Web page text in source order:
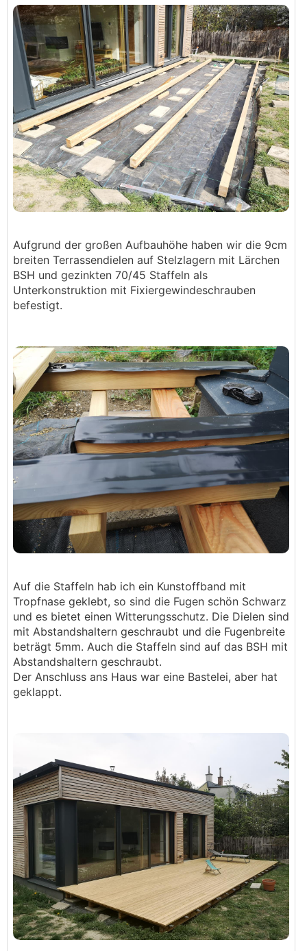
Aufgrund der großen Aufbauhöhe haben wir die 9cm
breiten Terrassendielen auf Stelzlagern mit Lärchen
BSH und gezinkten 70/45 Staffeln als
Unterkonstruktion mit Fixiergewindeschrauben
befestigt.
Auf die Staffeln hab ich ein Kunstoffband mit
Tropfnase geklebt, so sind die Fugen schön Schwarz
und es bietet einen Witterungsschutz. Die Dielen sind
mit Abstandshaltern geschraubt und die Fugenbreite
beträgt 5mm. Auch die Staffeln sind auf das BSH mit
Abstandshaltern geschraubt.
Der Anschluss ans Haus war eine Bastelei, aber hat
geklappt.